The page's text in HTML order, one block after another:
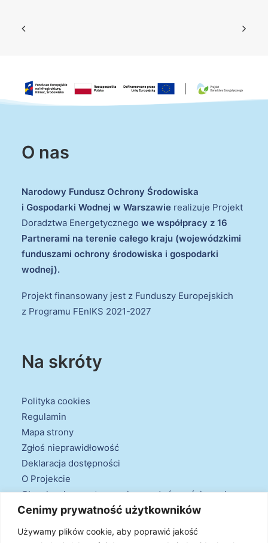
Cenimy prywatność użytkowników
Używamy plików cookie, aby poprawić jakość
O nas
Narodowy Fundusz Ochrony Środowiska
i Gospodarki Wodnej w Warszawie realizuje Projekt
Doradztwa Energetycznego we współpracy z 16
Partnerami na terenie całego kraju (wojewódzkimi
funduszami ochrony środowiska i gospodarki
wodnej).
Projekt finansowany jest z Funduszy Europejskich
z Programu FEnIKS 2021-2027
Na skróty
Polityka cookies
Regulamin
Mapa strony
Zgłoś nieprawidłowość
Deklaracja dostępności
O Projekcie
Obowiązek przestrzegania zasad równościowych
oraz warunków podstawowych
Klauzule informacyjne